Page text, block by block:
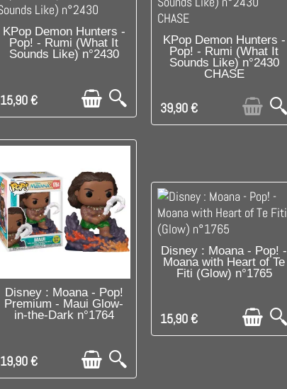
DISPONIBLE
KPop Demon Hunters -
Pop! - Rumi (What It
Sounds Like) n°2430
15,90 €
RUPTURE DE STOCK
KPop Demon Hunters -
Pop! - Rumi (What It
Sounds Like) n°2430
CHASE
39,90 €
DISPONIBLE
Disney : Moana - Pop!
Premium - Maui Glow-
in-the-Dark n°1764
19,90 €
DISPONIBLE
Disney : Moana - Pop! -
Moana with Heart of Te
Fiti (Glow) n°1765
15,90 €